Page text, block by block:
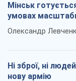
Мінськ
умовах
Олександр
Ні зброї, ні
нову армію